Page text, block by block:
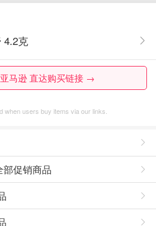
4.2克
马逊 直达购买链接 →
when users buy items via our links.
促销商品